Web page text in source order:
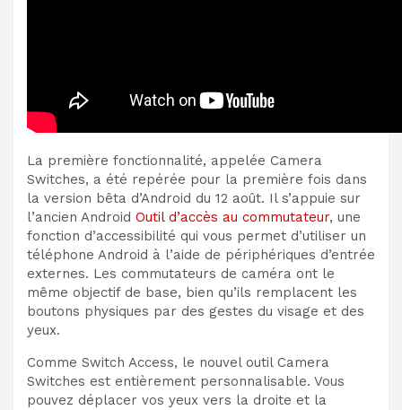
La première fonctionnalité, appelée Camera
Switches, a été repérée pour la première fois dans
la version bêta d’Android du 12 août. Il s’appuie sur
l’ancien Android Outil d’accès au commutateur, une
fonction d’accessibilité qui vous permet d’utiliser un
téléphone Android à l’aide de périphériques d’entrée
externes. Les commutateurs de caméra ont le
même objectif de base, bien qu’ils remplacent les
boutons physiques par des gestes du visage et des
yeux.
Comme Switch Access, le nouvel outil Camera
Switches est entièrement personnalisable. Vous
pouvez déplacer vos yeux vers la droite et la